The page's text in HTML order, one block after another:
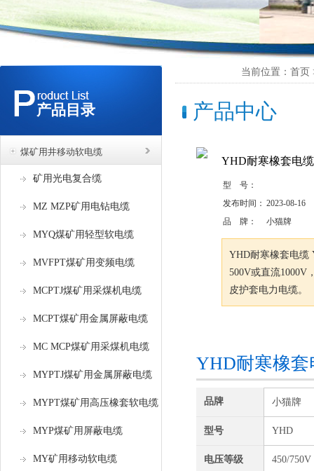
产品目录
煤矿用井移动软电缆
矿用光电复合缆
MZ MZP矿用电钻电缆
MYQ煤矿用轻型软电缆
MVFPT煤矿用变频电缆
MCPTJ煤矿用采煤机电缆
MCPT煤矿用金属屏蔽电缆
MC MCP煤矿用采煤机电缆
MYPTJ煤矿用金属屏蔽电缆
MYPT煤矿用高压橡套软电缆
MYP煤矿用屏蔽电缆
MY矿用移动软电缆
当前位置：首页
产品中心
YHD耐寒橡套电
型 号：
发布时间： 2023-08-16
品 牌：
小猫牌
YHD耐寒橡套电缆
500V或直流1000V
皮护套电力电缆。
YHD耐寒橡
品牌 小猫牌
型号 YHD
电压等级 450/750V